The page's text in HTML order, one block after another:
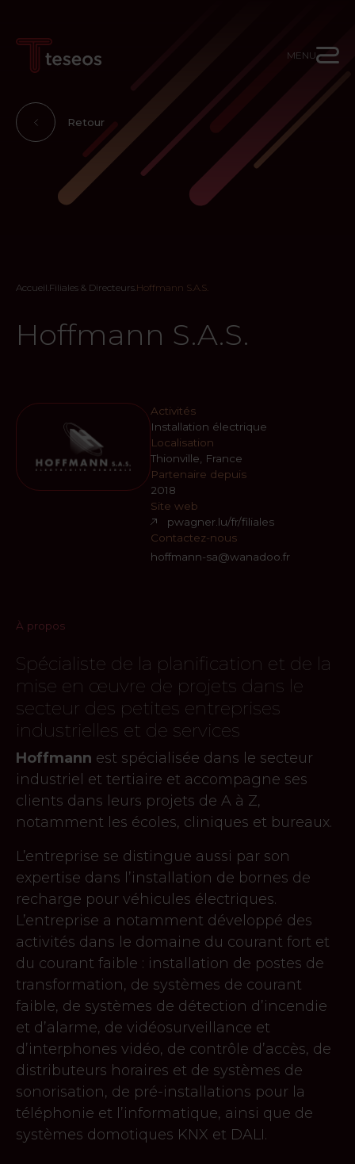
MENU
Retour
Accueil.Filiales & Directeurs.Hoffmann S.A.S.
Hoffmann S.A.S.
Activités
Installation électrique
Localisation
Thionville, France
Partenaire depuis
2018
Site web
pwagner.lu/fr/filiales
Contactez-nous
hoffmann-sa@wanadoo.fr
À propos
Spécialiste de la planification et de la
mise en œuvre de projets dans le
secteur des petites entreprises
industrielles et de services
Hoffmann est spécialisée dans le secteur
industriel et tertiaire et accompagne ses
clients dans leurs projets de A à Z,
notamment les écoles, cliniques et bureaux.
L’entreprise se distingue aussi par son
expertise dans l’installation de bornes de
recharge pour véhicules électriques.
L’entreprise a notamment développé des
activités dans le domaine du courant fort et
du courant faible : installation de postes de
transformation, de systèmes de courant
faible, de systèmes de détection d’incendie
et d’alarme, de vidéosurveillance et
d’interphones vidéo, de contrôle d’accès, de
distributeurs horaires et de systèmes de
sonorisation, de pré-installations pour la
téléphonie et l’informatique, ainsi que de
systèmes domotiques KNX et DALI.